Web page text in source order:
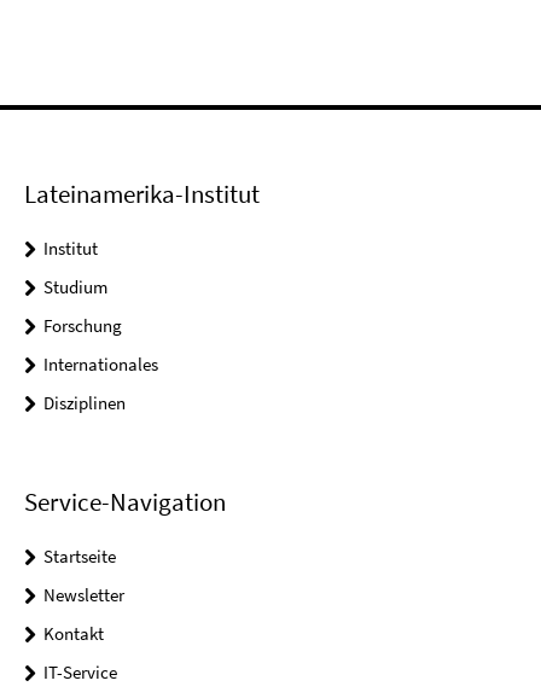
Lateinamerika-Institut
Institut
Studium
Forschung
Internationales
Disziplinen
Service-Navigation
Startseite
Newsletter
Kontakt
IT-Service